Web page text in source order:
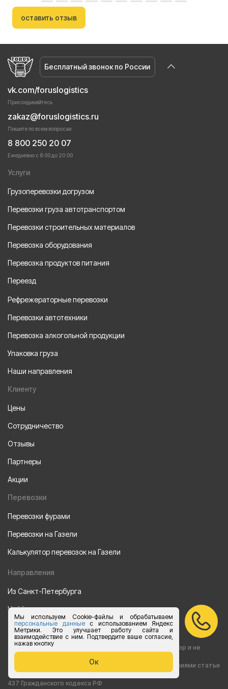
Мы используем Cookie-файлы и обрабатываем
персональные данныес использованием Яндекс
Метрики. Это улучшает работу сайта и
взаимодействие с ним. Подтвердите ваше согласие,
нажав кнопку
Ок
оставить отзыв
Бесплатный звонок по России
vk.com/foruslogistics
Присоединяйтесь
zakaz@foruslogistics.ru
Пишите по всем вопросаи
8 800 250 20 07
Ежедневно с 8:00 до 20:00
Услуги
Грузоперевозки догрузом
Перевозки груза автотранспортом
Перевозки строительных материалов
Перевозка оборудования
Перевозка продуктов питания
Переезд
Рефрежераторные перевозки
Перевозки автотехники
Перевозка алкогольной продукции
Упаковка груза
Наши направления
Клиенту
Цены
Сотрудничество
Отзывы
Партнеры
Акции
Перевозки
Перевозки фурами
Перевозки на Газели
Калькулятор перевозок на Газели
Направления
Из Санкт-Петербурга
Из Москвы
Все права защищены 2015-2026 г.
Информация на сайте носит ознакомительный характер и не
является публичной офертой, определяемой положениями статьи
437 Гражданского кодекса РФ